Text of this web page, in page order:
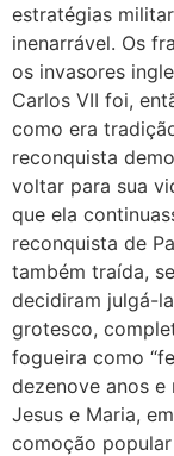
estratégias
inenarrável. Os
os invasores
Carlos VII foi,
como era
reconquista
voltar para sua
que ela
reconquista de
também traída,
decidiram julgá-
grotesco,
fogueira como
dezenove anos e
Jesus e Maria,
comoção